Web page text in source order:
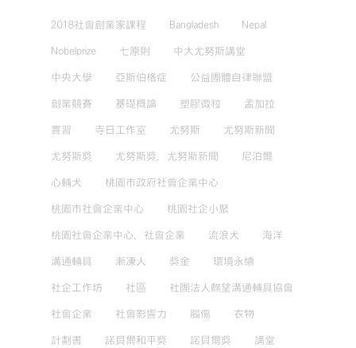
2018社會創業家課程 Bangladesh Nepal
Nobelprize 七原則 中大尤努斯講堂
中央大學 亞斯伯格症 公益團體自律聯盟
創業競賽 基礎概論 塑膠微粒 孟加拉
實習 寺日工作室 尤努斯 尤努斯新聞
尤努斯獎 尤努斯獎，尤努斯新聞 尼泊爾
心輔犬 桃園市政府社會企業中心
桃園市社會企業中心 桃園社企小聚
桃園社會企業中心，社會企業 流浪犬 海洋
溝通輔具 漸凍人 獎金 環境永續
社企工作坊 社區 社團法人麒望溝通輔具協會
社會企業 社會影響力 腦傷 衣物
計劃書 諾貝爾和平獎 諾貝爾獎 講堂